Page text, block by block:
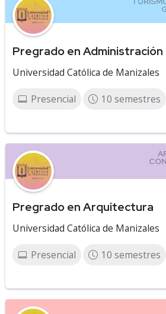
Pregrado en
Universidad Católica de Manizales
Presencial 10 semestres
Pregrado en Arquitectura
Universidad Católica de Manizales
Presencial 10 semestres